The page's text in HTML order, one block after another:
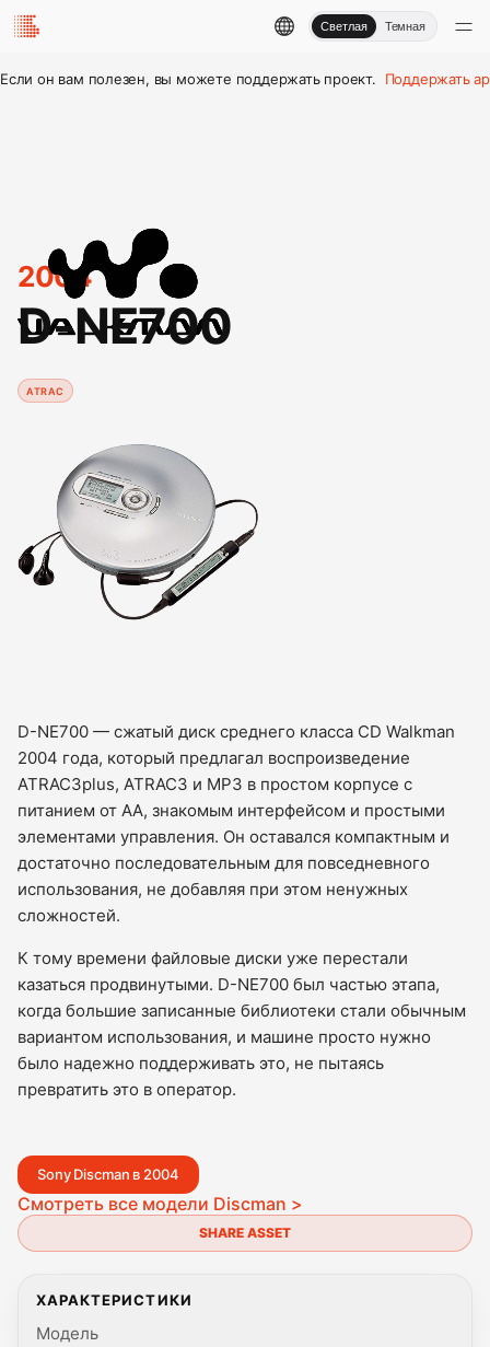
Светлая Темная
Если он вам полезен, вы можете поддержать проект. Поддержать
2004
D-NE700
ATRAC
D-NE700 — сжатый диск среднего класса CD Walkman
2004 года, который предлагал воспроизведение
ATRAC3plus, ATRAC3 и MP3 в простом корпусе с
питанием от AA, знакомым интерфейсом и простыми
элементами управления. Он оставался компактным и
достаточно последовательным для повседневного
использования, не добавляя при этом ненужных
сложностей.
К тому времени файловые диски уже перестали
казаться продвинутыми. D-NE700 был частью этапа,
когда большие записанные библиотеки стали обычным
вариантом использования, и машине просто нужно
было надежно поддерживать это, не пытаясь
превратить это в оператор.
Sony Discman в 2004
Смотреть все модели Discman >
SHARE ASSET
ХАРАКТЕРИСТИКИ
Модель